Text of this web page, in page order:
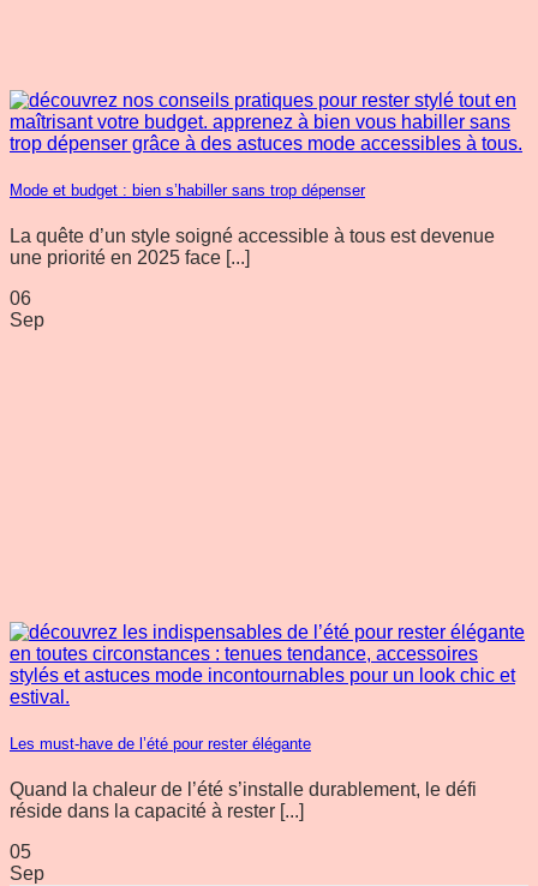
Mode et budget : bien s’habiller sans trop dépenser
La quête d’un style soigné accessible à tous est devenue
une priorité en 2025 face [...]
06
Sep
Les must-have de l’été pour rester élégante
Quand la chaleur de l’été s’installe durablement, le défi
réside dans la capacité à rester [...]
05
Sep